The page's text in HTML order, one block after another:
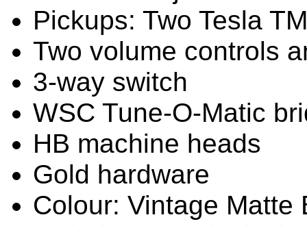
Pickups: Two Tesla
Two volume controls
3-way switch
WSC Tune-O-Matic
HB machine heads
Gold hardware
Colour: Vintage Matte